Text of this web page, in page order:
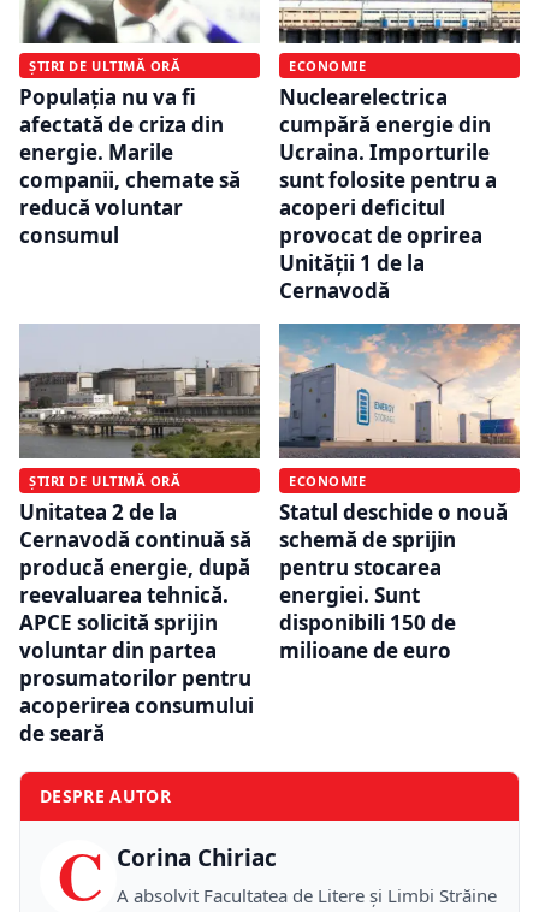
ȘTIRI DE ULTIMĂ ORĂ
Populația nu va fi
afectată de criza din
energie. Marile
companii, chemate să
reducă voluntar
consumul
ECONOMIE
Nuclearelectrica
cumpără energie din
Ucraina. Importurile
sunt folosite pentru a
acoperi deficitul
provocat de oprirea
Unității 1 de la
Cernavodă
ȘTIRI DE ULTIMĂ ORĂ
Unitatea 2 de la
Cernavodă continuă să
producă energie, după
reevaluarea tehnică.
APCE solicită sprijin
voluntar din partea
prosumatorilor pentru
acoperirea consumului
de seară
ECONOMIE
Statul deschide o nouă
schemă de sprijin
pentru stocarea
energiei. Sunt
disponibili 150 de
milioane de euro
DESPRE AUTOR
C Corina Chiriac
A absolvit Facultatea de Litere și Limbi Străine